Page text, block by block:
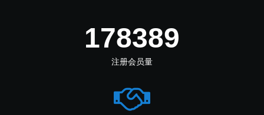
219555
注册会员量